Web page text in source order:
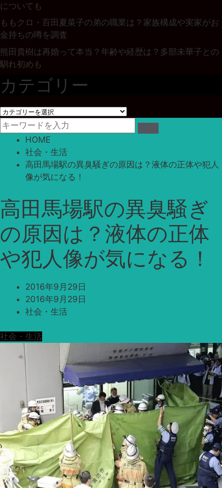
についても
ももクロ・百田夏菜子の弟の職業は？家族構成や実家がお
金持ちの噂を調査
熊田貴樹は再婚って本当？年齢や経歴は？多部未華子との
馴れ初めも
カテゴリー
カ
テ
ゴ
HOME
社会・生活
高田馬場駅の異臭騒ぎの原因は？液体の正体や犯人
像が気になる！
高田馬場駅の異臭騒ぎ
の原因は？液体の正体
や犯人像が気になる！
2016年9月29日
2016年9月29日
社会・生活
社会・生活